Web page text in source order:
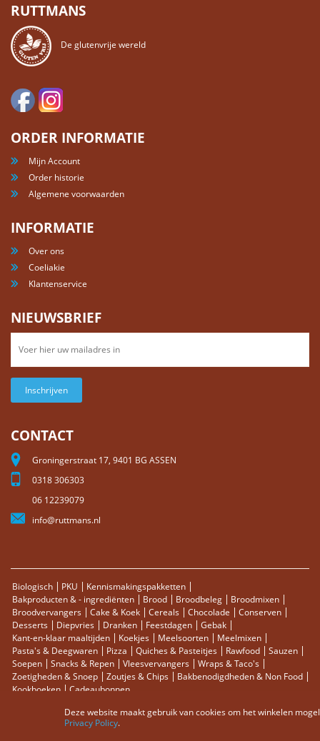
RUTTMANS
De glutenvrije wereld
ORDER INFORMATIE
Mijn Account
Order historie
Algemene voorwaarden
INFORMATIE
Over ons
Coeliakie
Klantenservice
NIEUWSBRIEF
Inschrijven
CONTACT
Groningerstraat 17, 9401 BG ASSEN
0318 306303
06 12239079
info@ruttmans.nl
Biologisch PKU
Kennismakingspakketten
Bakproducten & - ingrediënten
Brood Broodbeleg
Broodmixen
Broodvervangers
Cake & Koek Cereals Chocolade
Conserven
Desserts
Diepvries Dranken Feestdagen
Gebak
Kant-en-klaar maaltijden
Koekjes Meelsoorten
Meelmixen
Pasta's & Deegwaren
Pizza Quiches & Pasteitjes Rawfood
Sauzen
Soepen
Snacks & Repen Vleesvervangers
Wraps & Taco's
Zoetigheden & Snoep
Zoutjes & Chips
Bakbenodigdheden & Non Food
Kookboeken
Cadeaubonnen
Zoektermen Zoeken
Deze website maakt gebruik van cookies om het winkelen
Privacy Policy.